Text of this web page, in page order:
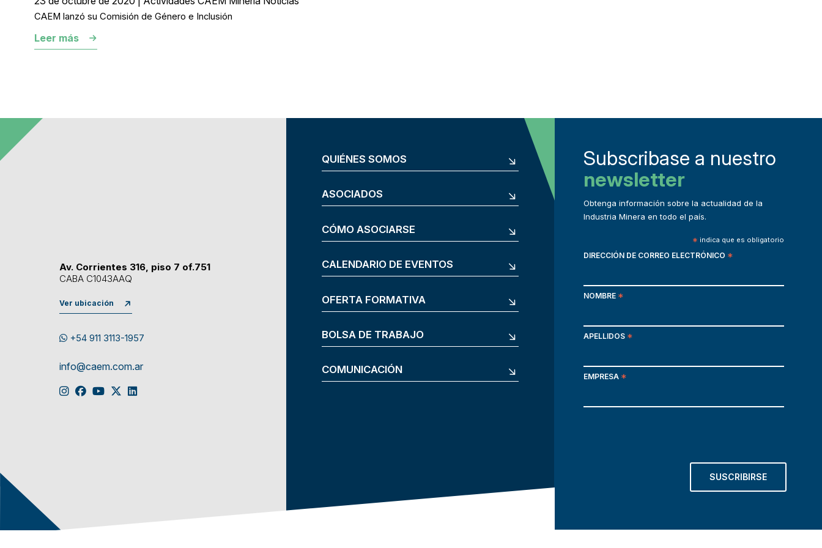
CAEM lanzó su Comisión de Género e Inclusión
Leer más
Av. Corrientes 316, piso 7 of.751
CABA C1043AAQ
Ver ubicación
+54 911 3113-1957
info@caem.com.ar
QUIÉNES SOMOS
ASOCIADOS
CÓMO ASOCIARSE
CALENDARIO DE EVENTOS
OFERTA FORMATIVA
BOLSA DE TRABAJO
COMUNICACIÓN
Subscribase a nuestro
newsletter
Obtenga información sobre la actualidad de la
Industria Minera en todo el país.
* indica que es obligatorio
DIRECCIÓN DE CORREO ELECTRÓNICO *
NOMBRE *
APELLIDOS *
EMPRESA *